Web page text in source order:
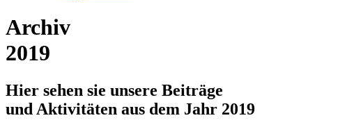
Archiv
2019
Hier sehen sie unsere Beiträge
und Aktivitäten aus dem Jahr 2019